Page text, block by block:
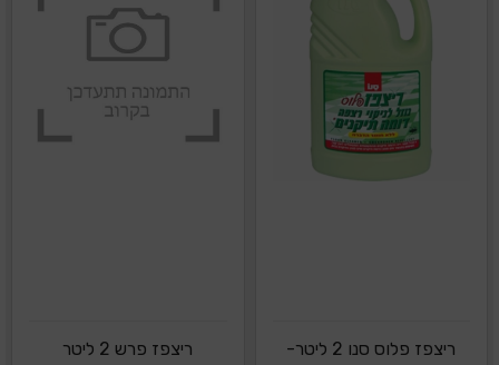
ריצפז פלוס סנו 2 ליטר-
ריצפז פרש 2 ליטר